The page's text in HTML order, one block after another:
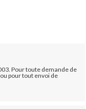
Pour toute demande de
pour tout envoi de